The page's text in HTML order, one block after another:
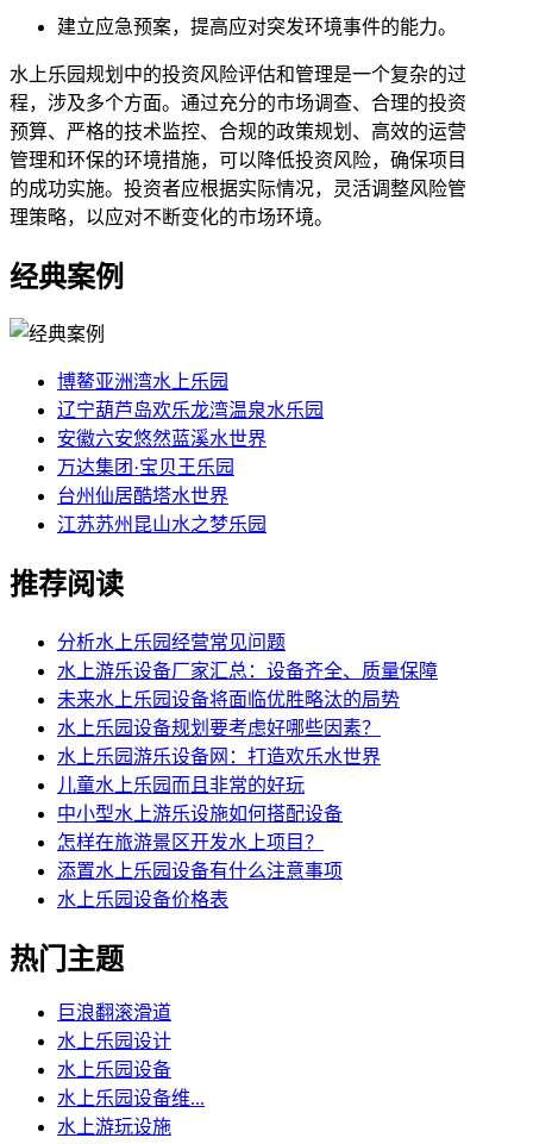
建立应急预案，提高应对突发环境事件的能力。
水上乐园规划中的投资风险评估和管理是一个复杂的过
程，涉及多个方面。通过充分的市场调查、合理的投资
预算、严格的技术监控、合规的政策规划、高效的运营
管理和环保的环境措施，可以降低投资风险，确保项目
的成功实施。投资者应根据实际情况，灵活调整风险管
理策略，以应对不断变化的市场环境。
经典案例
博鳌亚洲湾水上乐园
辽宁葫芦岛欢乐龙湾温泉水乐园
安徽六安悠然蓝溪水世界
万达集团·宝贝王乐园
台州仙居酷塔水世界
江苏苏州昆山水之梦乐园
推荐阅读
分析水上乐园经营常见问题
水上游乐设备厂家汇总：设备齐全、质量保障
未来水上乐园设备将面临优胜略汰的局势
水上乐园设备规划要考虑好哪些因素？
水上乐园游乐设备网：打造欢乐水世界
儿童水上乐园而且非常的好玩
中小型水上游乐设施如何搭配设备
怎样在旅游景区开发水上项目？
添置水上乐园设备有什么注意事项
水上乐园设备价格表
热门主题
巨浪翻滚滑道
水上乐园设计
水上乐园设备
水上乐园设备维...
水上游玩设施